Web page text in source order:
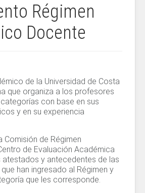
Régimen
Docente
de la Universidad de Costa
que organiza a los profesores
con base en sus
y en su experiencia
Comisión de Régimen
de Evaluación Académica
atestados y antecedentes de las
han ingresado al Régimen y
que les corresponde.